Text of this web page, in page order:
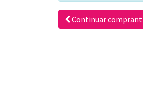
Continuar comprant